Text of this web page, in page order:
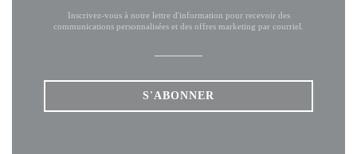
Inscrivez-vous à notre lettre d'information pour recevoir des
communications personnalisées et des offres marketing par courriel.
S'ABONNER